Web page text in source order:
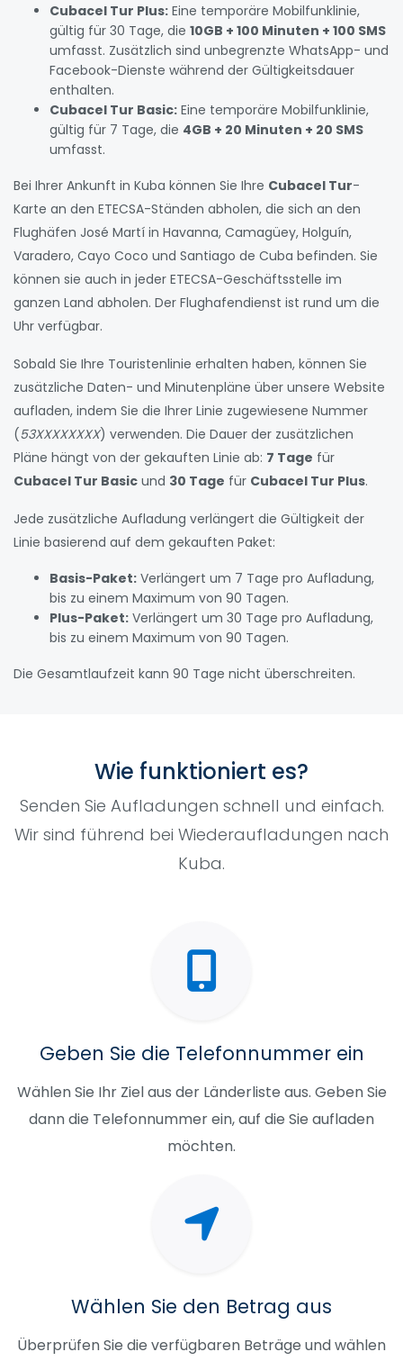
Cubacel Tur Plus: Eine temporäre Mobilfunklinie,
gültig für 30 Tage, die 10GB + 100 Minuten + 100 SMS
umfasst. Zusätzlich sind unbegrenzte WhatsApp- und
Facebook-Dienste während der Gültigkeitsdauer
enthalten.
Cubacel Tur Basic: Eine temporäre Mobilfunklinie,
gültig für 7 Tage, die 4GB + 20 Minuten + 20 SMS
umfasst.
Bei Ihrer Ankunft in Kuba können Sie Ihre Cubacel Tur-
Karte an den ETECSA-Ständen abholen, die sich an den
Flughäfen José Martí in Havanna, Camagüey, Holguín,
Varadero, Cayo Coco und Santiago de Cuba befinden. Sie
können sie auch in jeder ETECSA-Geschäftsstelle im
ganzen Land abholen. Der Flughafendienst ist rund um die
Uhr verfügbar.
Sobald Sie Ihre Touristenlinie erhalten haben, können Sie
zusätzliche Daten- und Minutenpläne über unsere Website
aufladen, indem Sie die Ihrer Linie zugewiesene Nummer
(53XXXXXXXX) verwenden. Die Dauer der zusätzlichen
Pläne hängt von der gekauften Linie ab: 7 Tage für
Cubacel Tur Basic und 30 Tage für Cubacel Tur Plus.
Jede zusätzliche Aufladung verlängert die Gültigkeit der
Linie basierend auf dem gekauften Paket:
Basis-Paket: Verlängert um 7 Tage pro Aufladung,
bis zu einem Maximum von 90 Tagen.
Plus-Paket: Verlängert um 30 Tage pro Aufladung,
bis zu einem Maximum von 90 Tagen.
Die Gesamtlaufzeit kann 90 Tage nicht überschreiten.
Wie funktioniert es?
Senden Sie Aufladungen schnell und einfach.
Wir sind führend bei Wiederaufladungen nach
Kuba.
Geben Sie die Telefonnummer ein
Wählen Sie Ihr Ziel aus der Länderliste aus. Geben Sie
dann die Telefonnummer ein, auf die Sie aufladen
möchten.
Wählen Sie den Betrag aus
Überprüfen Sie die verfügbaren Beträge und wählen